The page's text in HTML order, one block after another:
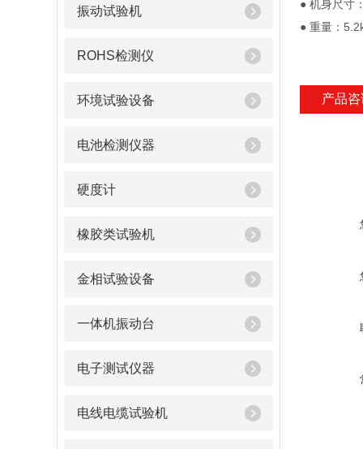
振动试验机
ROHS检测仪
环境试验设备
电池检测仪器
硬度计
橡胶类试验机
金相试验设备
一体机振动台
电子测试仪器
电线电缆试验机
● 机身尺寸
● 重量：
产品